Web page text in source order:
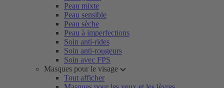
Peau mixte
Peau sensible
Peau sèche
Peau à imperfections
Soin anti-rides
Soin anti-rougeurs
Soin avec FPS
Masques pour le visage
Tout afficher